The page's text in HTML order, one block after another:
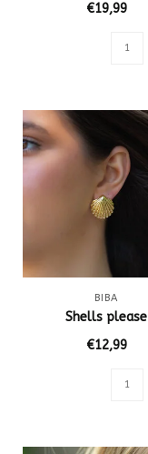
€19,99
BIBA
Shells please
€12,99